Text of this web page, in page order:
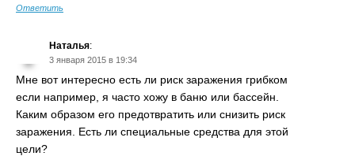
Ответить
Наталья:
3 января 2015 в 19:34
Мне вот интересно есть ли риск заражения грибком
если например, я часто хожу в баню или бассейн.
Каким образом его предотвратить или снизить риск
заражения. Есть ли специальные средства для этой
цели?